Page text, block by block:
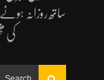
ساتھ روزانہ
کی